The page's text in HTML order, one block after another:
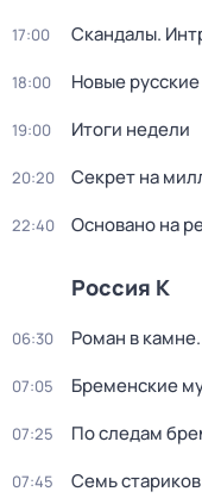
17:00 Скандалы.
18:00 Новые
19:00 Итоги недели
20:20 Секрет на
22:40 Основано на
Россия К
06:30 Роман в
07:05 Бременские
07:25 По следам
07:45 Семь